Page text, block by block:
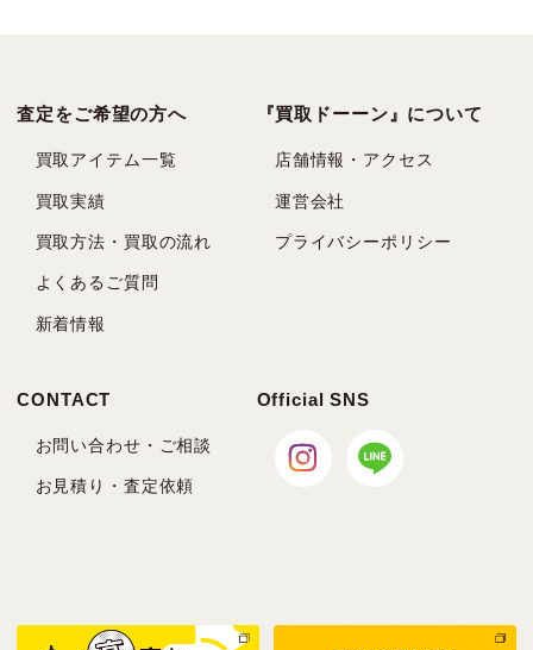
査定をご希望の方へ
買取アイテム一覧
買取実績
買取方法・買取の流れ
よくあるご質問
新着情報
『買取ドーーン』について
店舗情報・アクセス
運営会社
プライバシーポリシー
CONTACT
お問い合わせ・ご相談
お見積り・査定依頼
Official SNS